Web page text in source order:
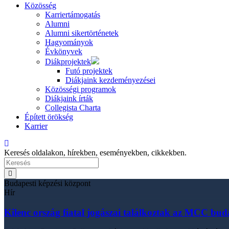
Közösség
Karriertámogatás
Alumni
Alumni sikertörténetek
Hagyományok
Évkönyvek
Diákprojektek
Futó projektek
Diákjaink kezdeményezései
Közösségi programok
Diákjaink írták
Collegista Charta
Épített örökség
Karrier
Keresés oldalakon, hírekben, eseményekben, cikkekben.
Budapesti képzési központ
Hír
Kilenc ország fiatal jogászai találkoztak az MCC